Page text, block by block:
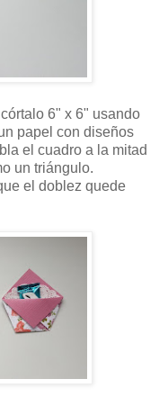
6" x 6" usando
papel con diseños
el cuadro a la mitad
un triángulo.
el doblez quede